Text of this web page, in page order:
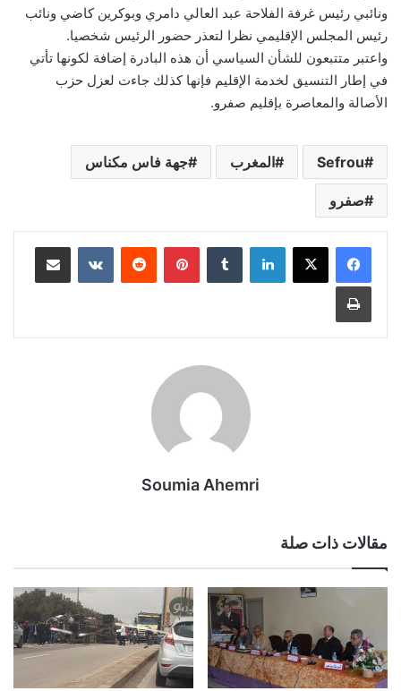
ونائبي رئيس غرفة الفلاحة عبد العالي دامري وبوكرين كاضي ونائب
رئيس المجلس الإقليمي نظرا لتعذر حضور الرئيس شخصيا.
واعتبر متتبعون للشأن السياسي أن هذه البادرة إضافة لكونها تأتي
في إطار التنسيق لخدمة الإقليم فإنها كذلك جاءت لعزل حزب
الأصالة والمعاصرة بإقليم صفرو.
Sefrou المغرب جهة فاس مكناس
صفرو
لينكدإن بينتيريست مشاركة عبر البريد
طباعة
Soumia Ahemri
مقالات ذات صلة